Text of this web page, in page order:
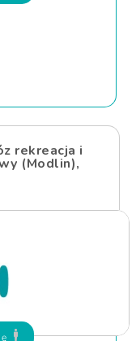
rekreacja i
(Modlin),